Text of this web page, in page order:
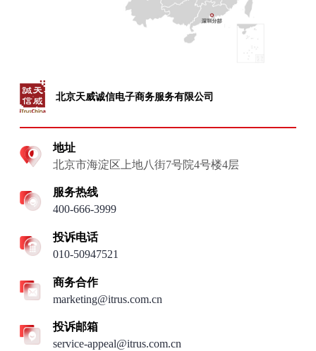
北京天威诚信电子商务服务有限公司
地址
北京市海淀区上地八街7号院4号楼4层
服务热线
400-666-3999
投诉电话
010-50947521
商务合作
marketing@itrus.com.cn
投诉邮箱
service-appeal@itrus.com.cn